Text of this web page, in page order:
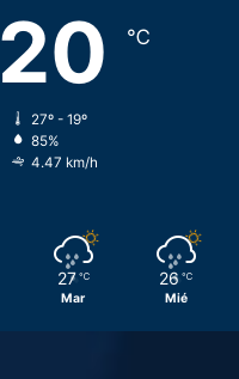
20 ℃
27º - 19º
85%
4.47 km/h
27 ℃
Mar
26 ℃
Mié